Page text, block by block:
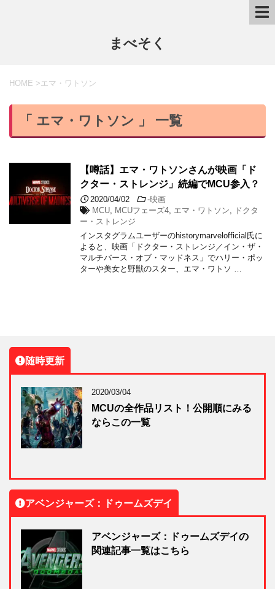
まべそく
HOME > エマ・ワトソン
「 エマ・ワトソン 」 一覧
【噂話】エマ・ワトソンさんが映画「ド
クター・ストレンジ」続編でMCU参入？
2020/04/02 -映画
MCU
MCUフェーズ4 エマ・ワトソン
ドクタ
ー・ストレンジ
インスタグラムユーザーのhistorymarvelofficial氏に
よると、映画「ドクター・ストレンジ／イン・ザ・
マルチバース・オブ・マッドネス」でハリー・ポッ
ターや美女と野獣のスター、エマ・ワトソ …
随時更新
2020/03/04
MCUの全作品リスト！公開順にみる
ならこの一覧
アベンジャーズ：ドゥームズデイ
アベンジャーズ：ドゥームズデイの
関連記事一覧はこちら